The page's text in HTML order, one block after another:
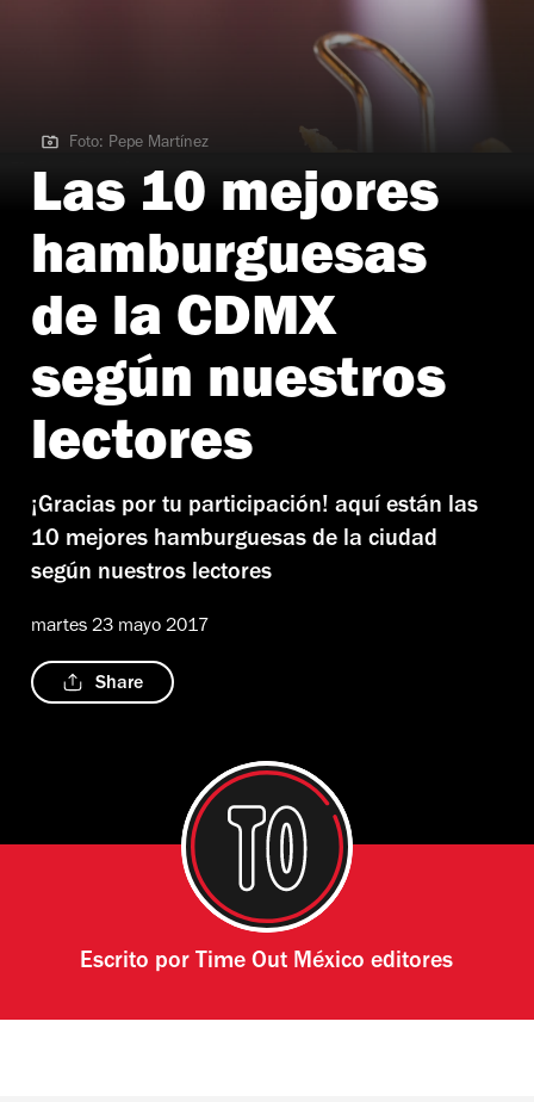
Foto: Pepe Martínez
Foto: Pepe Martínez
Las 10 mejores
hamburguesas
de la CDMX
según nuestros
lectores
¡Gracias por tu participación! aquí están las
10 mejores hamburguesas de la ciudad
según nuestros lectores
martes 23 mayo 2017
Share
Escrito por Time Out México editores